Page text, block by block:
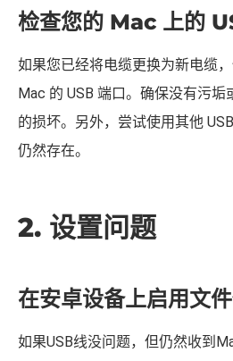
手机充电的电缆。
检查您的 Mac 上的
如果您已经将电缆更换为新电缆
仍然存在。
2. 设置问题